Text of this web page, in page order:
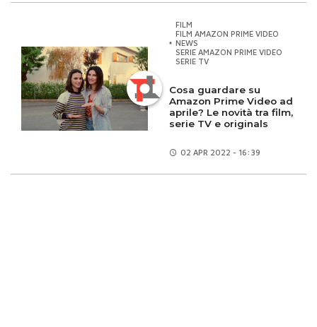
FILM
FILM AMAZON PRIME VIDEO
NEWS
SERIE AMAZON PRIME VIDEO
SERIE TV
Cosa guardare su
Amazon Prime Video ad
aprile? Le novità tra film,
serie TV e originals
02 APR 2022 - 16:39